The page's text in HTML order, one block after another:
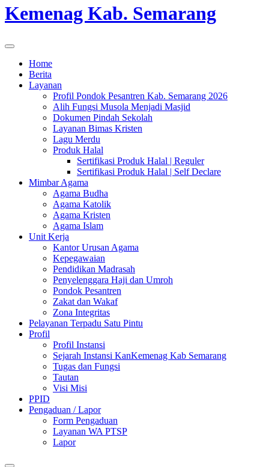
Kemenag Kab. Semarang
Home
Berita
Layanan
Profil Pondok Pesantren Kab. Semarang 2026
Alih Fungsi Musola Menjadi Masjid
Dokumen Pindah Sekolah
Layanan Bimas Kristen
Lagu Merdu
Produk Halal
Sertifikasi Produk Halal | Reguler
Sertifikasi Produk Halal | Self Declare
Mimbar Agama
Agama Budha
Agama Katolik
Agama Kristen
Agama Islam
Unit Kerja
Kantor Urusan Agama
Kepegawaian
Pendidikan Madrasah
Penyelenggara Haji dan Umroh
Pondok Pesantren
Zakat dan Wakaf
Zona Integritas
Pelayanan Terpadu Satu Pintu
Profil
Profil Instansi
Sejarah Instansi KanKemenag Kab Semarang
Tugas dan Fungsi
Tautan
Visi Misi
PPID
Pengaduan / Lapor
Form Pengaduan
Layanan WA PTSP
Lapor